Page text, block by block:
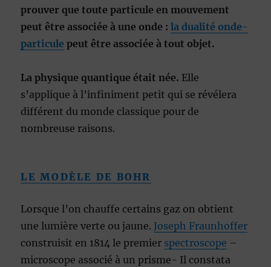
prouver que toute particule en mouvement
peut être associée à une onde :la dualité onde-
particule peut être associée à tout objet.
La physique quantique était née. Elle
s’applique à l’infiniment petit qui se révélera
différent du monde classique pour de
nombreuse raisons.
LE MODÈLE DE BOHR
Lorsque l’on chauffe certains gaz on obtient
une lumière verte ou jaune. Joseph Fraunhoffer
construisit en 1814 le premier spectroscope –
microscope associé à un prisme- Il constata